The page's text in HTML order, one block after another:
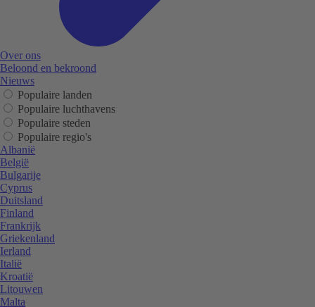
Over ons
Beloond en bekroond
Nieuws
Populaire landen
Populaire luchthavens
Populaire steden
Populaire regio's
Albanië
België
Bulgarije
Cyprus
Duitsland
Finland
Frankrijk
Griekenland
Ierland
Italië
Kroatië
Litouwen
Malta